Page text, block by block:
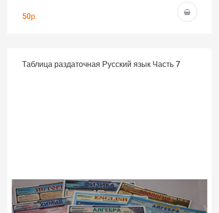
50р.
Таблица раздаточная Русский язык Часть 7